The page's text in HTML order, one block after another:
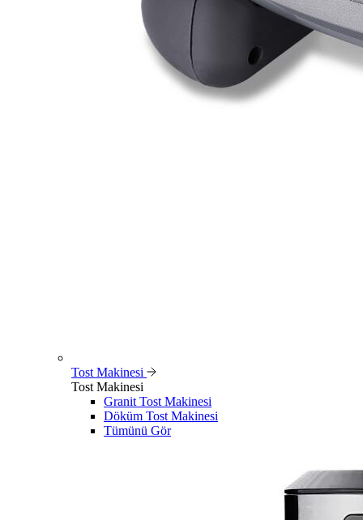
Tost Makinesi
Tost Makinesi
Granit Tost Makinesi
Döküm Tost Makinesi
Tümünü Gör